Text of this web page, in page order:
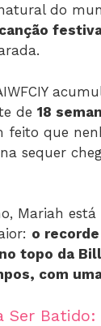
do
canção
de 18
feito que
sequer
Mariah
o
topo da
com
Ser Batido: